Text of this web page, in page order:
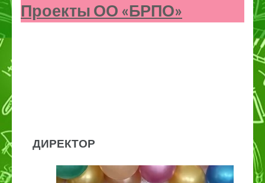
Проекты ОО «БРПО»
ДИРЕКТОР